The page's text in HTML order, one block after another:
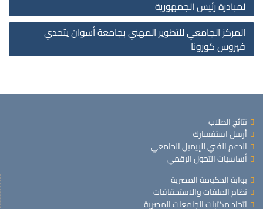
لمبادرة رئيس الجمهورية
المركز الجامعي للتطوير المهني بجامعة أسوان يتحدي
فيروس كورونا
نتائج الطلاب
أرسل استفسارك
الدعم الفني للإيميل الجامعي
أساسيات التحول الرقمي
بوابة الحكومة المصرية
نظام الملفات والاستحقاقات
اتحاد مكتبات الجامعات المصرية